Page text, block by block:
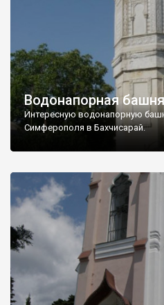
Водонапорная
Интересную водонапорную
Симферополя в Бахчисарай.